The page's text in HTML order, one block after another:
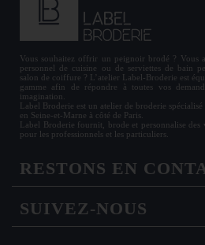
Vous souhaitez offrir un peignoir brodé ? Vous
personnel de cuisine ou de serviettes de bain
salon de coiffure ? L’atelier Label-Broderie est
gamme afin de répondre à toutes vos
imagination.
Label Broderie est un atelier de broderie
en Seine-et-Marne à côté de Paris.
Label Broderie fournit, brode et personnalise des
pour les professionnels et les particuliers.
RESTONS EN
SUIVEZ-NOUS